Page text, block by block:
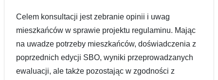
Celem konsultacji jest zebranie opinii i uwag
mieszkańców w sprawie projektu regulaminu. Mając
na uwadze potrzeby mieszkańców, doświadczenia z
poprzednich edycji SBO, wyniki przeprowadzanych
ewaluacji, ale także pozostając w zgodności z